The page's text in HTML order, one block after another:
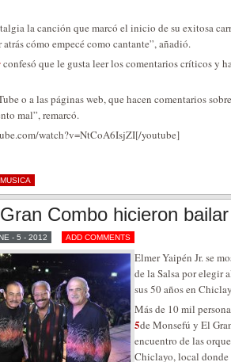
la canción que marcó el inicio de su exitosa
cómo empecé como cantante”, añadió.
confesó que le gusta leer los comentarios críticos y
o a las páginas web, que hacen comentarios
mal”, remarcó.
watch?v=NtCoA6IsjZI[/youtube]
MUSICA
Combo hicieron
- 5 - 2012 ADD COMMENTS
Elmer Yaipén Jr. se
de la Salsa por elegir
sus 50 años en
Más de 10 mil
5de Monsefú y El
encuentro de las
Chiclayo, local donde